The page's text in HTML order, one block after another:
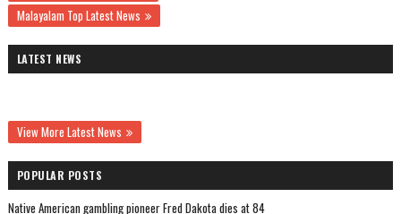
Malayalam Top Latest News
LATEST NEWS
View More Latest News
POPULAR POSTS
Native American gambling pioneer Fred Dakota dies at 84